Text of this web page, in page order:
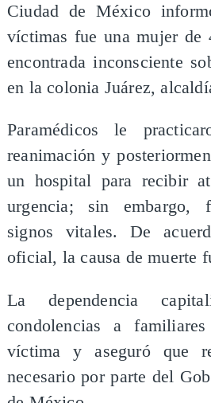
Ciudad de México
víctimas fue una mujer de
encontrada inconsciente
en la colonia Juárez,
Paramédicos le
reanimación y
un hospital para recibir
urgencia; sin embargo,
signos vitales. De
oficial, la causa de muerte
La dependencia
condolencias a
víctima y aseguró que
necesario por parte del